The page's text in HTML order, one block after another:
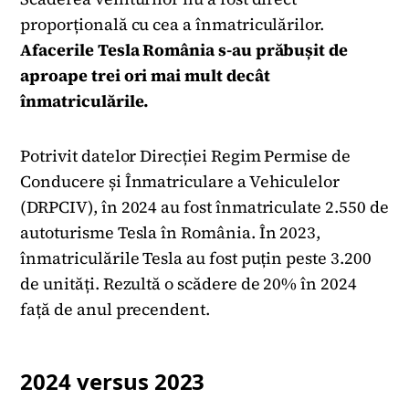
proporțională cu cea a înmatriculărilor.
Afacerile Tesla România s-au prăbușit de
aproape trei ori mai mult decât
înmatriculările.
Potrivit datelor Direcției Regim Permise de
Conducere și Înmatriculare a Vehiculelor
(DRPCIV), în 2024 au fost înmatriculate 2.550 de
autoturisme Tesla în România. În 2023,
înmatriculările Tesla au fost puțin peste 3.200
de unități. Rezultă o scădere de 20% în 2024
față de anul precendent.
2024 versus 2023